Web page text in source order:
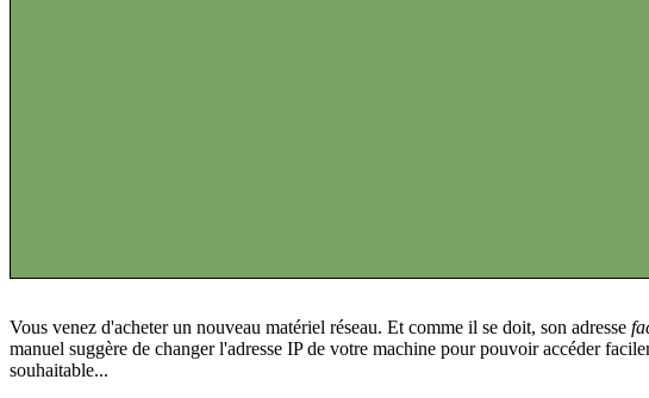
Vous venez d'acheter un nouveau matériel réseau. Et comme il se doit, son adresse
manuel suggère de changer l'adresse IP de votre machine pour pouvoir accéder
souhaitable...